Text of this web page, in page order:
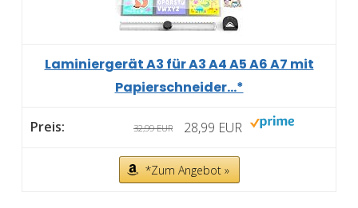
Laminiergerät A3 für A3 A4 A5 A6 A7 mit
Papierschneider...*
32,99 EUR 28,99 EUR
*Zum Angebot »